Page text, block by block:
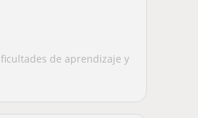
de aprendizaje y